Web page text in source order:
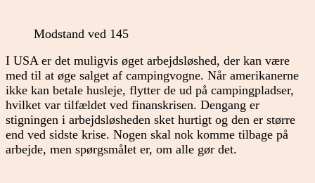
Modstand ved 145
I USA er det muligvis øget arbejdsløshed, der kan være
med til at øge salget af campingvogne. Når amerikanerne
ikke kan betale husleje, flytter de ud på campingpladser,
hvilket var tilfældet ved finanskrisen. Dengang er
stigningen i arbejdsløsheden sket hurtigt og den er større
end ved sidste krise. Nogen skal nok komme tilbage på
arbejde, men spørgsmålet er, om alle gør det.